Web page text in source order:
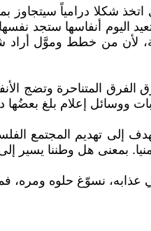
اتخذ شكلا درامياً
اليوم أنفاسها ستجد
لأن من خطط وموَّل أراد
الفرق المتناحرة وتضج
إعلام بلغ بعضُها
إلى تهديم المجتمع
بمعنى هل وطننا يسير